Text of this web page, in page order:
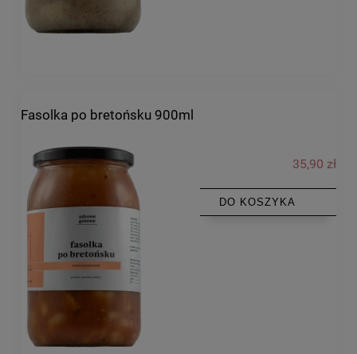
Fasolka po bretońsku 900ml
35,90 zł
DO KOSZYKA